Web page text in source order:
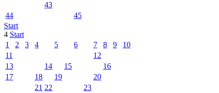
43
44
45
Start
4 Start
1
2 3 4 5 6 7 8 9
10
11
12
13
14 15
16
17
18 19
20
21 22
23